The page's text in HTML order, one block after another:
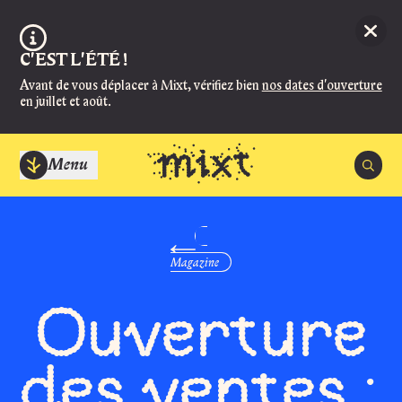
Information :
C'EST L'ÉTÉ !
Avant de vous déplacer à Mixt, vérifiez bien nos dates d'ouverture
en juillet et août.
Menu
Magazine
Ouverture
BILLETTERIE
Fermé, ouvre Jeudi 27 août à 14:00
Les soirs de spectacle, la billetterie ouvre 1h30 avant en salle Super
Spectacles
Agenda
Infos pratiques
Magazine
Mixt